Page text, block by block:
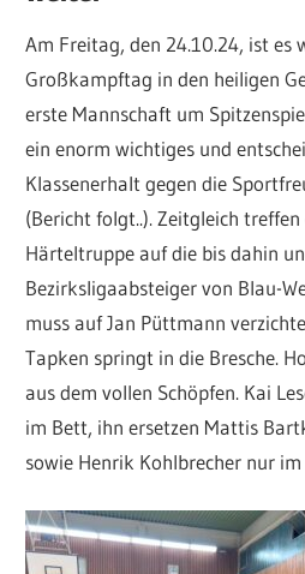
Am Freitag, den 24.10.24, ist es
Großkampftag in den heiligen
erste Mannschaft um
ein enorm wichtiges und
Klassenerhalt gegen die
(Bericht folgt..). Zeitgleich
Härteltruppe auf die bis dahin
Bezirksligaabsteiger von Blau-
muss auf Jan Püttmann
Tapken springt in die Bresche.
aus dem vollen Schöpfen. Kai
im Bett, ihn ersetzen Mattis
sowie Henrik Kohlbrecher nur